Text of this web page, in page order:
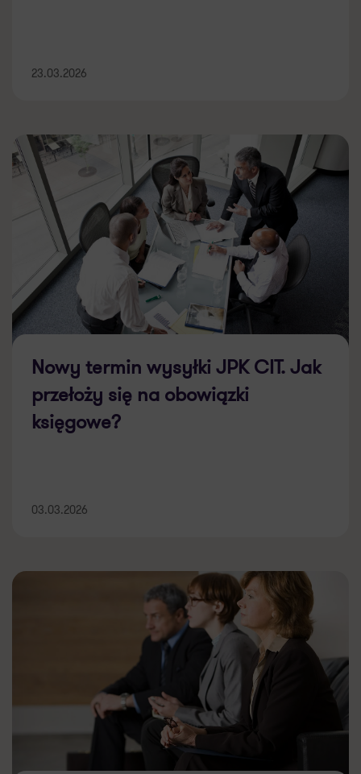
23.03.2026
Nowy termin wysyłki JPK CIT. Jak
przełoży się na obowiązki
księgowe?
03.03.2026